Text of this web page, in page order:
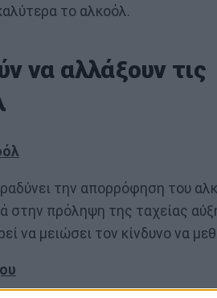
το αλκοόλ.
να αλλάξουν τις
την απορρόφηση του
στην πρόληψη της ταχείας
να μειώσει τον κίνδυνο να